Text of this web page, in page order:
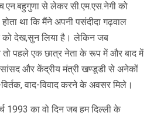
से लेकर सी.एम.एस.नेगी को
था कि मैंने अपनी पसंदीदा गढ़वाल
देख,सुन लिया है। लेकिन जब
तो पहले एक छात्र नेता के रूप में और बाद में
और केंद्रीय मंत्री खण्डूडी से अनेकों
विर्तक, वाद-विवाद करने के अवसर मिले।
1993 का वो दिन जब हम दिल्ली के